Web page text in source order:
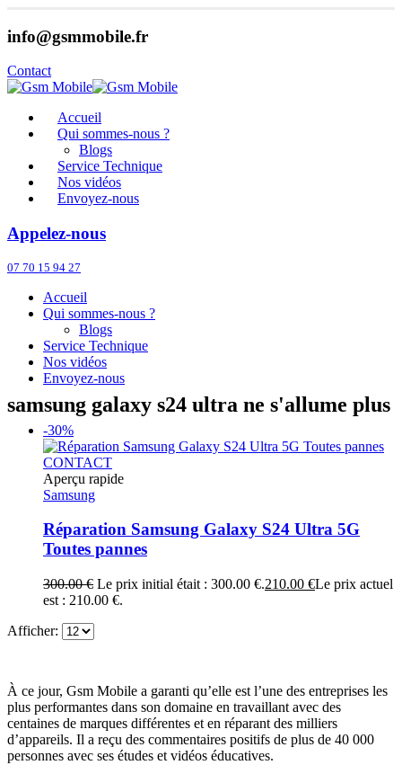
info@gsmmobile.fr
Contact
Accueil
Qui sommes-nous ?
Blogs
Service Technique
Nos vidéos
Envoyez-nous
Appelez-nous
07 70 15 94 27
Accueil
Qui sommes-nous ?
Blogs
Service Technique
Nos vidéos
Envoyez-nous
samsung galaxy s24 ultra ne s'allume plus
-30%
CONTACT
Aperçu rapide
Samsung
Réparation Samsung Galaxy S24 Ultra 5G
Toutes pannes
300.00€ Le prix initial était : 300.00 €.210.00 €Le prix actuel
est : 210.00 €.
Afficher:
À ce jour, Gsm Mobile a garanti qu’elle est l’une des entreprises les
plus performantes dans son domaine en travaillant avec des
centaines de marques différentes et en réparant des milliers
d’appareils. Il a reçu des commentaires positifs de plus de 40 000
personnes avec ses études et vidéos éducatives.